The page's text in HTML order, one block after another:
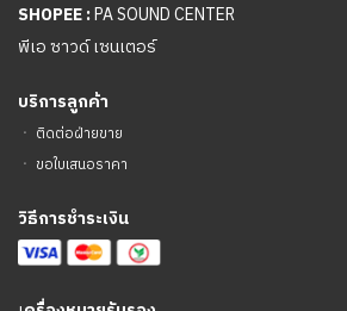
SHOPEE :PA SOUND CENTER
พีเอ ซาวด์ เซนเตอร์
บริการลูกค้า
ㆍ ติดต่อฝ่ายขาย
ㆍ ขอใบเสนอราคา
วิธีการชำระเงิน